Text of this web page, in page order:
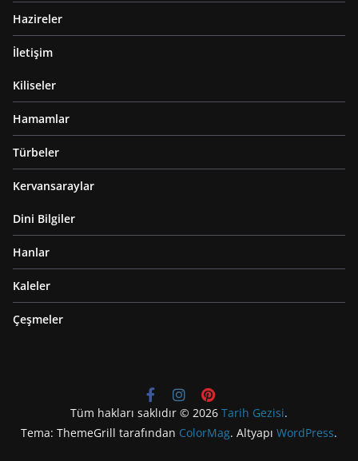
Hazireler
İletişim
Kiliseler
Hamamlar
Türbeler
Kervansaraylar
Dini Bilgiler
Hanlar
Kaleler
Çeşmeler
Tüm hakları saklıdır © 2026 Tarih Gezisi.
Tema: ThemeGrill tarafından ColorMag. Altyapı WordPress.